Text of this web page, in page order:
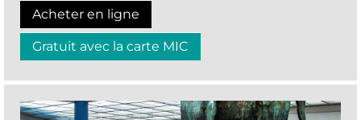
Acheter en ligne
Gratuit avec la carte MIC